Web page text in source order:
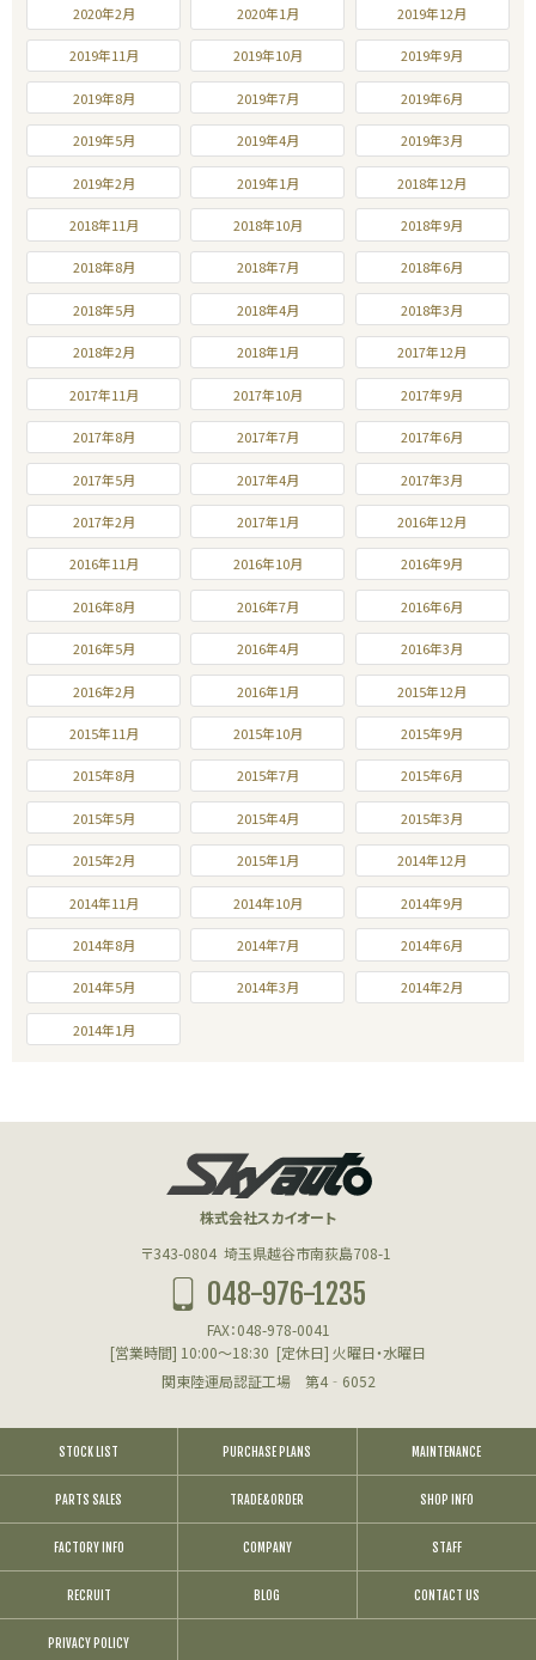
2020年2月 2020年1月 2019年12月
2019年11月 2019年10月 2019年9月
2019年8月 2019年7月 2019年6月
2019年5月 2019年4月 2019年3月
2019年2月 2019年1月 2018年12月
2018年11月 2018年10月 2018年9月
2018年8月 2018年7月 2018年6月
2018年5月 2018年4月 2018年3月
2018年2月 2018年1月 2017年12月
2017年11月 2017年10月 2017年9月
2017年8月 2017年7月 2017年6月
2017年5月 2017年4月 2017年3月
2017年2月 2017年1月 2016年12月
2016年11月 2016年10月 2016年9月
2016年8月 2016年7月 2016年6月
2016年5月 2016年4月 2016年3月
2016年2月 2016年1月 2015年12月
2015年11月 2015年10月 2015年9月
2015年8月 2015年7月 2015年6月
2015年5月 2015年4月 2015年3月
2015年2月 2015年1月 2014年12月
2014年11月 2014年10月 2014年9月
2014年8月 2014年7月 2014年6月
2014年5月 2014年3月 2014年2月
2014年1月
株式会社スカイオート
〒343-0804 埼玉県越谷市南荻島708-1
048-976-1235
FAX：048-978-0041
[営業時間] 10:00～18:30 [定休日] 火曜日・水曜日
関東陸運局認証工場 第4‐6052
STOCK LIST PURCHASE PLANS MAINTENANCE
PARTS SALES TRADE&ORDER SHOP INFO
FACTORY INFO COMPANY STAFF
RECRUIT BLOG CONTACT US
PRIVACY POLICY